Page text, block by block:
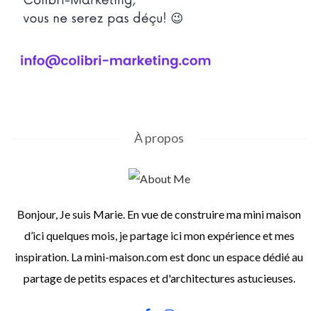
À propos
Bonjour, Je suis Marie. En vue de construire ma mini maison
d’ici quelques mois, je partage ici mon expérience et mes
inspiration. La mini-maison.com est donc un espace dédié au
partage de petits espaces et d'architectures astucieuses.